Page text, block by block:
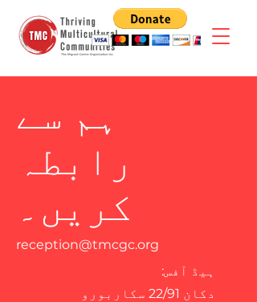
ہم سے
رابطہ
کریں۔
reception@tmcgc.org
ہیڈ آفس:
دکان 22/91 سکاربورو